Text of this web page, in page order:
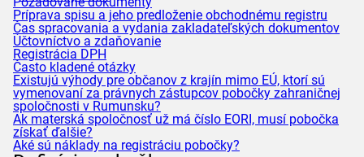
Príprava spisu a jeho predloženie obchodnému registru
Čas spracovania a vydania zakladateľských dokumentov
Účtovníctvo a zdaňovanie
Registrácia DPH
Často kladené otázky
Existujú výhody pre občanov z krajín mimo EÚ, ktorí sú
vymenovaní za právnych zástupcov pobočky zahraničnej
spoločnosti v Rumunsku?
Ak materská spoločnosť už má číslo EORI, musí pobočka
získať ďalšie?
Aké sú náklady na registráciu pobočky?